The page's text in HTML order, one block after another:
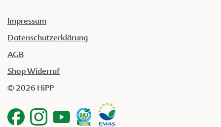
Impressum
Datenschutzerklärung
AGB
Shop Widerruf
© 2026 HiPP